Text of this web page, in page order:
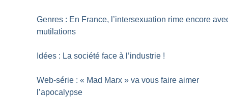
Genres : En France, l’intersexuation rime encore
mutilations
Idées : La société face à l’industrie !
Web-série : « Mad Marx » va vous faire aimer
l’apocalypse